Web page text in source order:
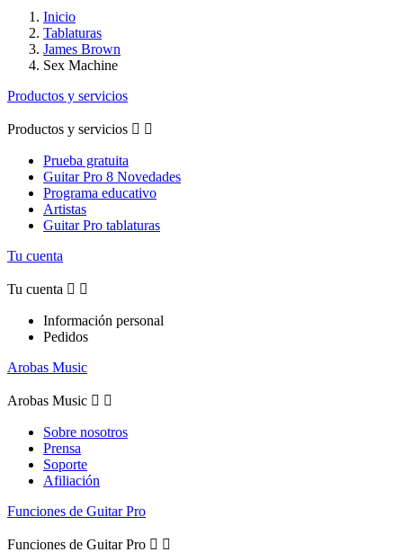
Inicio
Tablaturas
James Brown
Sex Machine
Productos y servicios
Productos y servicios  
Prueba gratuita
Guitar Pro 8 Novedades
Programa educativo
Artistas
Guitar Pro tablaturas
Tu cuenta
Tu cuenta  
Información personal
Pedidos
Arobas Music
Arobas Music  
Sobre nosotros
Prensa
Soporte
Afiliación
Funciones de Guitar Pro
Funciones de Guitar Pro  